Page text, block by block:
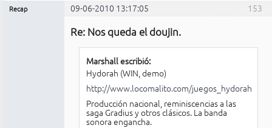
153
Recap 09-06-2010 13:17:05
Re: Nos queda el doujin.
Marshall escribió:
Hydorah (WIN, demo)
http://www.locomalito.com/juegos_hydorah.php
Producción nacional, reminiscencias a las
saga Gradius y otros clásicos. La banda
sonora engancha.